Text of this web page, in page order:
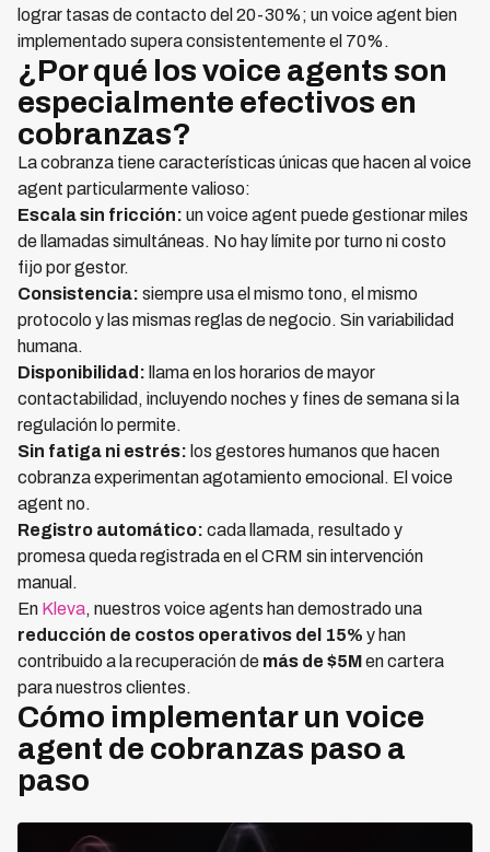
lograr tasas de contacto del 20-30%; un voice agent bien
implementado supera consistentemente el 70%.
¿Por qué los voice agents son
especialmente efectivos en
cobranzas?
La cobranza tiene características únicas que hacen al voice
agent particularmente valioso:
Escala sin fricción: un voice agent puede gestionar miles
de llamadas simultáneas. No hay límite por turno ni costo
fijo por gestor.
Consistencia: siempre usa el mismo tono, el mismo
protocolo y las mismas reglas de negocio. Sin variabilidad
humana.
Disponibilidad: llama en los horarios de mayor
contactabilidad, incluyendo noches y fines de semana si la
regulación lo permite.
Sin fatiga ni estrés: los gestores humanos que hacen
cobranza experimentan agotamiento emocional. El voice
agent no.
Registro automático: cada llamada, resultado y
promesa queda registrada en el CRM sin intervención
manual.
En Kleva, nuestros voice agents han demostrado una
reducción de costos operativos del 15% y han
contribuido a la recuperación de más de $5Men cartera
para nuestros clientes.
Cómo implementar un voice
agent de cobranzas paso a
paso